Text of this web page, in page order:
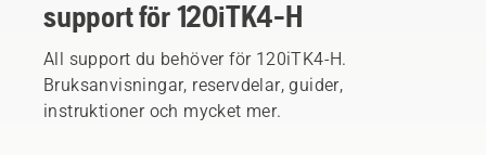
support för 120iTK4-H
All support du behöver för 120iTK4-H.
Bruksanvisningar, reservdelar, guider,
instruktioner och mycket mer.